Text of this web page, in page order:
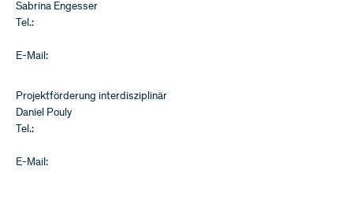
Sabrina Engesser
Tel.:
E-Mail:
Projektförderung interdisziplinär
Daniel Pouly
Tel.:
E-Mail: